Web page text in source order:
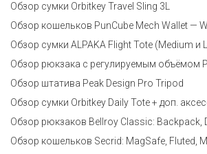
Обзор сумки Orbitkey Travel Sling 3L
Обзор кошельков PunCube Mech Wallet —
Обзор сумки ALPAKA Flight Tote (Medium и
Обзор рюкзака с регулируемым объёмом
Обзор штатива Peak Design Pro Tripod
Обзор сумки Orbitkey Daily Tote + доп.
Обзор рюкзаков Bellroy Classic: Backpack,
Обзор кошельков Secrid: MagSafe, Fluted,